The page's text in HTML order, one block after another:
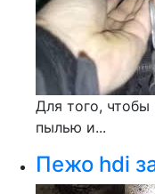
Для того,
пылью и...
Пежо hdi